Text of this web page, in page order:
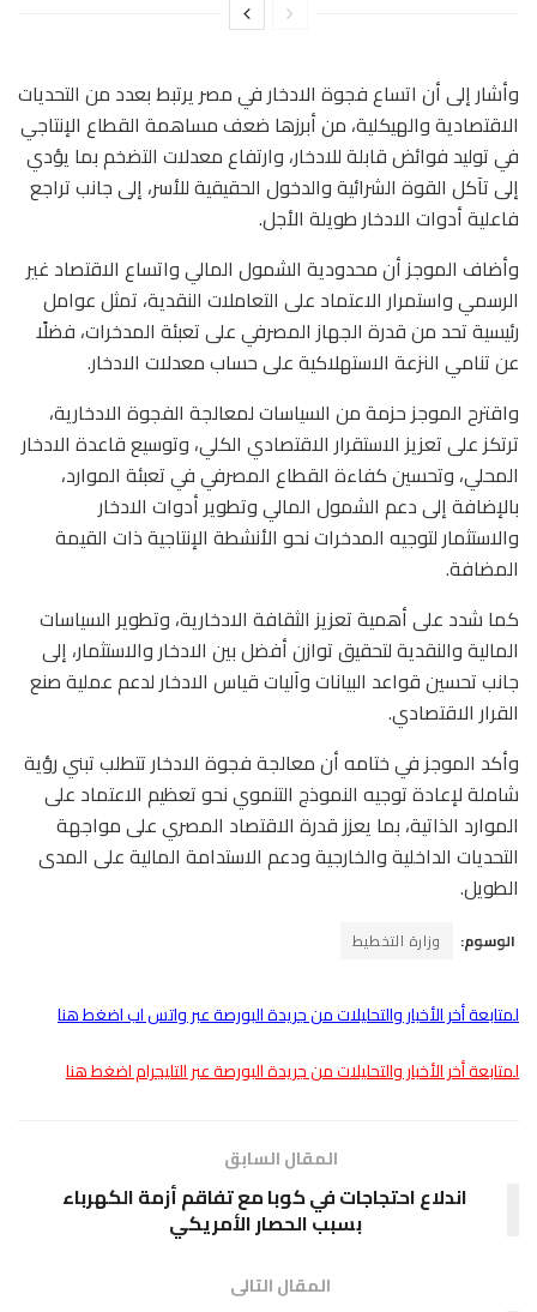
وأشار إلى أن اتساع فجوة الادخار في مصر يرتبط بعدد من التحديات
الاقتصادية والهيكلية، من أبرزها ضعف مساهمة القطاع الإنتاجي
في توليد فوائض قابلة للادخار، وارتفاع معدلات التضخم بما يؤدي
إلى تآكل القوة الشرائية والدخول الحقيقية للأسر، إلى جانب تراجع
فاعلية أدوات الادخار طويلة الأجل.
وأضاف الموجز أن محدودية الشمول المالي واتساع الاقتصاد غير
الرسمي واستمرار الاعتماد على التعاملات النقدية، تمثل عوامل
رئيسية تحد من قدرة الجهاز المصرفي على تعبئة المدخرات، فضلًا
عن تنامي النزعة الاستهلاكية على حساب معدلات الادخار.
واقترح الموجز حزمة من السياسات لمعالجة الفجوة الادخارية،
ترتكز على تعزيز الاستقرار الاقتصادي الكلي، وتوسيع قاعدة الادخار
المحلي، وتحسين كفاءة القطاع المصرفي في تعبئة الموارد،
بالإضافة إلى دعم الشمول المالي وتطوير أدوات الادخار
والاستثمار لتوجيه المدخرات نحو الأنشطة الإنتاجية ذات القيمة
المضافة.
كما شدد على أهمية تعزيز الثقافة الادخارية، وتطوير السياسات
المالية والنقدية لتحقيق توازن أفضل بين الادخار والاستثمار، إلى
جانب تحسين قواعد البيانات وآليات قياس الادخار لدعم عملية صنع
القرار الاقتصادي.
وأكد الموجز في ختامه أن معالجة فجوة الادخار تتطلب تبني رؤية
شاملة لإعادة توجيه النموذج التنموي نحو تعظيم الاعتماد على
الموارد الذاتية، بما يعزز قدرة الاقتصاد المصري على مواجهة
التحديات الداخلية والخارجية ودعم الاستدامة المالية على المدى
الطويل.
الوسوم: وزارة التخطيط
لمتابعة أخر الأخبار والتحليلات من جريدة البورصة عبر واتس اب اضغط هنا
لمتابعة أخر الأخبار والتحليلات من جريدة البورصة عبر التليجرام اضغط هنا
المقال السابق
اندلاع احتجاجات في كوبا مع تفاقم أزمة الكهرباء
بسبب الحصار الأمريكي
المقال التالى